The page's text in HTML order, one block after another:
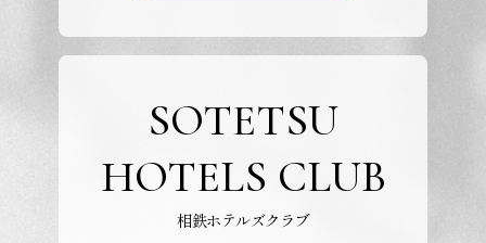
SOTETSU
HOTELS CLUB
相鉄ホテルズクラブ